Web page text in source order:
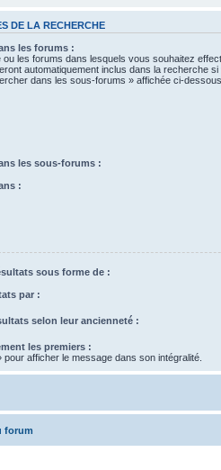
DE LA RECHERCHE
les forums :
ou les forums dans lesquels vous souhaitez
automatiquement inclus dans la recherche
dans les sous-forums » affichée ci-dessous.
les sous-forums :
:
sous forme de :
par :
selon leur ancienneté :
les premiers :
pour afficher le message dans son intégralité.
forum